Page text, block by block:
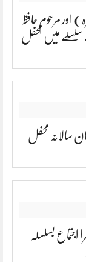
اور مرحوم حافظ
میں محفل
سالانہ محفل
بسلسلہ